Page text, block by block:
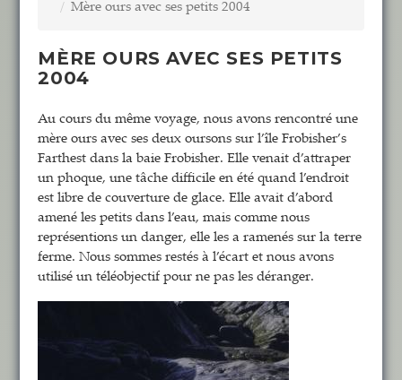
Mère ours avec ses petits 2004
MÈRE OURS AVEC SES PETITS
2004
Au cours du même voyage, nous avons rencontré une
mère ours avec ses deux oursons sur l’île Frobisher’s
Farthest dans la baie Frobisher. Elle venait d’attraper
un phoque, une tâche difficile en été quand l’endroit
est libre de couverture de glace. Elle avait d’abord
amené les petits dans l’eau, mais comme nous
représentions un danger, elle les a ramenés sur la terre
ferme. Nous sommes restés à l’écart et nous avons
utilisé un téléobjectif pour ne pas les déranger.